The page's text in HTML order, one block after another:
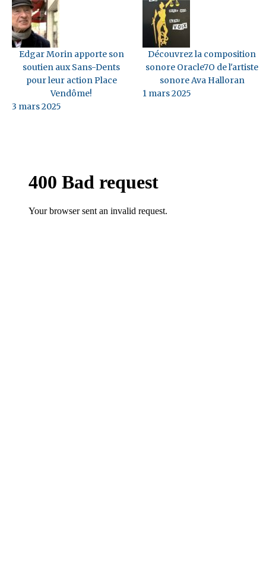
Edgar Morin apporte son
soutien aux Sans-Dents
pour leur action Place
Vendôme!
3 mars 2025
Découvrez la composition
sonore Oracle7O de l'artiste
sonore Ava Halloran
1 mars 2025